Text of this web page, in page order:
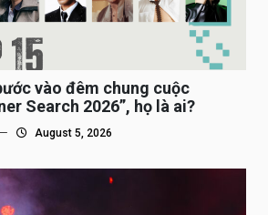
vào đêm chung cuộc
Search 2026”, họ là ai?
August 5, 2026